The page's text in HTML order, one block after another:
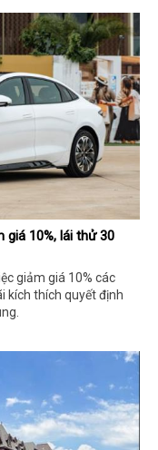
giá 10%, lái thử 30
giảm giá 10% các
kích thích quyết định